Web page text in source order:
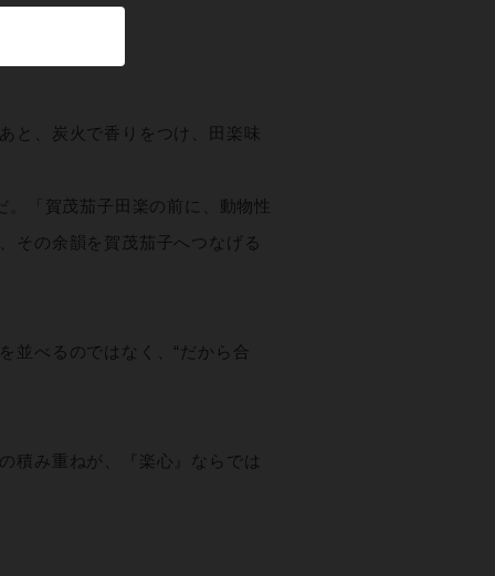
と、炭火で香りをつけ、田楽味
「賀茂茄子田楽の前に、動物性
その余韻を賀茂茄子へつなげる
並べるのではなく、“だから合
積み重ねが、『楽心』ならでは